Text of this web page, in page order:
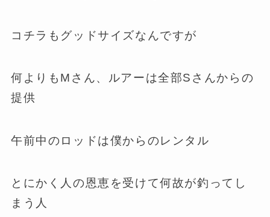
コチラもグッドサイズなんですが
何よりもMさん、ルアーは全部Sさんからの
提供
午前中のロッドは僕からのレンタル
とにかく人の恩恵を受けて何故が釣ってし
まう人